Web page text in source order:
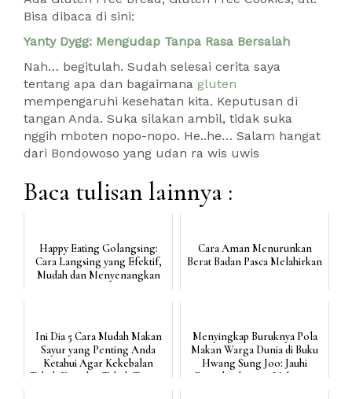
Bisa dibaca di sini:
Yanty Dygg: Mengudap Tanpa Rasa Bersalah
Nah… begitulah. Sudah selesai cerita saya
tentang apa dan bagaimana gluten
mempengaruhi kesehatan kita. Keputusan di
tangan Anda. Suka silakan ambil, tidak suka
nggih mboten nopo-nopo. He..he… Salam hangat
dari Bondowoso yang udan ra wis uwis
Baca tulisan lainnya :
Happy Eating Golangsing:
Cara Langsing yang Efektif,
Mudah dan Menyenangkan
Cara Aman Menurunkan
Berat Badan Pasca Melahirkan
Ini Dia 5 Cara Mudah Makan
Sayur yang Penting Anda
Ketahui Agar Kekebalan
Tubuh Kuat dan Tubuh Tetap...
Menyingkap Buruknya Pola
Makan Warga Dunia di Buku
Hwang Sung Joo: Jauhi
Penyakit dengan Makanan